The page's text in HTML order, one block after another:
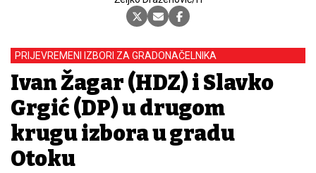
PRIJEVREMENI IZBORI ZA GRADONAČELNIKA
Ivan Žagar (HDZ) i Slavko
Grgić (DP) u drugom
krugu izbora u gradu
Otoku